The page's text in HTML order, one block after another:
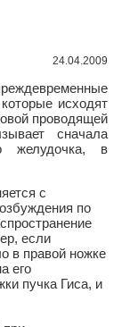
24.04.2009
исходят
проводящей
сначала
желудочка, в
с
по
если
в правой ножке
его
пучка Гиса, и